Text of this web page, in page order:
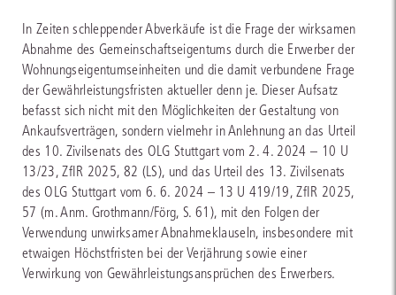
In Zeiten schleppender Abverkäufe ist die Frage der wirksamen
Abnahme des Gemeinschaftseigentums durch die Erwerber der
Wohnungseigentumseinheiten und die damit verbundene Frage
der Gewährleistungsfristen aktueller denn je. Dieser Aufsatz
befasst sich nicht mit den Möglichkeiten der Gestaltung von
Ankaufsverträgen, sondern vielmehr in Anlehnung an das Urteil
des 10. Zivilsenats des OLG Stuttgart vom 2. 4. 2024 – 10 U
13/23, ZfIR 2025, 82 (LS), und das Urteil des 13. Zivilsenats
des OLG Stuttgart vom 6. 6. 2024 – 13 U 419/19, ZfIR 2025,
57 (m. Anm. Grothmann/Förg, S. 61), mit den Folgen der
Verwendung unwirksamer Abnahmeklauseln, insbesondere mit
etwaigen Höchstfristen bei der Verjährung sowie einer
Verwirkung von Gewährleistungsansprüchen des Erwerbers.